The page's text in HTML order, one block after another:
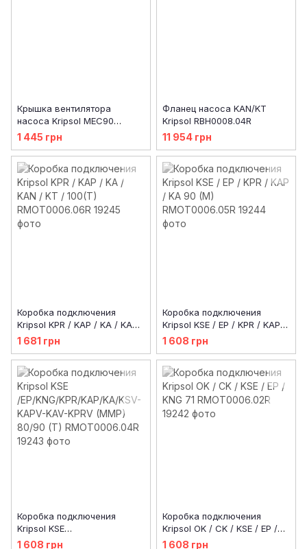
Крышка вентилятора
насоса Kripsol MEC90
RBM1040.42R
1 445 грн
Фланец насоса KAN/KT
Kripsol RBH0008.04R
11 954 грн
Коробка подключения
Kripsol KPR / KAP / KA / KAN /
KT / 100(T) RMOT0006.06R
1 681 грн
Коробка подключения
Kripsol KSE / EP / KPR / KAP /
KA 90 (M) RMOT0006.05R
1 608 грн
Коробка подключения
Kripsol KSE
/EP/KNG/KPR/KAP/KA/KSV-
1 608 грн
Коробка подключения
Kripsol OK / CK / KSE / EP /
KNG 71 RMOT0006.02R
1 608 грн